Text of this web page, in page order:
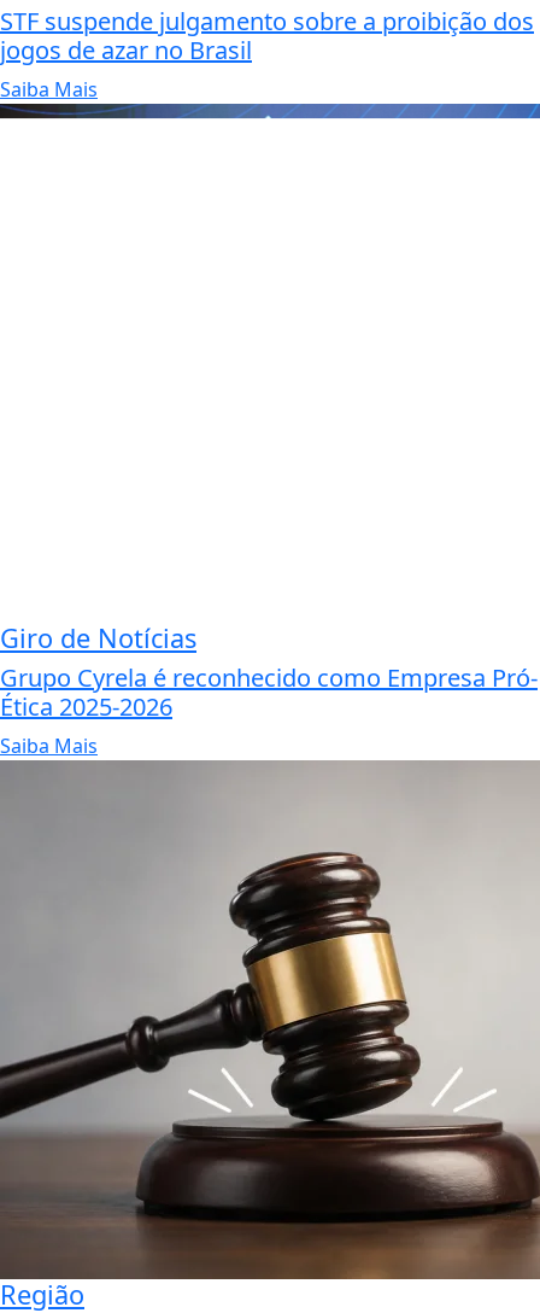
STF suspende julgamento sobre a proibição dos
jogos de azar no Brasil
Saiba Mais
Giro de Notícias
Grupo Cyrela é reconhecido como Empresa Pró-
Ética 2025-2026
Saiba Mais
Região